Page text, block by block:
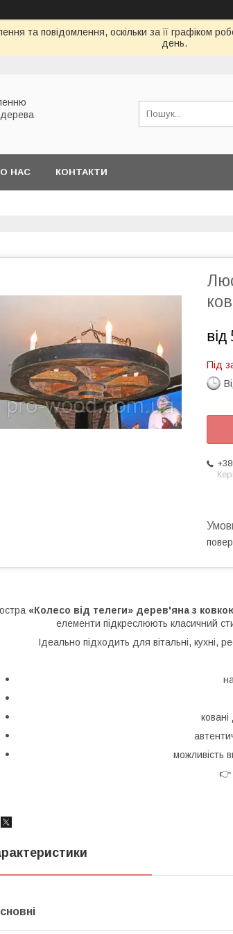
та повідомлення, оскільки за її графіком
день.
дерева
НАС КОНТАКТИ
від
Під
«Колесо від телеги» дерев'яна з
елементи підкреслюють класичний
Ідеально підходить для вітальні, кухні,
можливість
👉